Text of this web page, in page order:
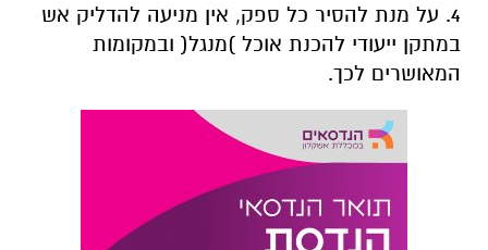
4. על מנת להסיר כל ספק, אין מניעה להדליק אש
במתקן ייעודי להכנת אוכל )מנגל( ובמקומות
המאושרים לכך.